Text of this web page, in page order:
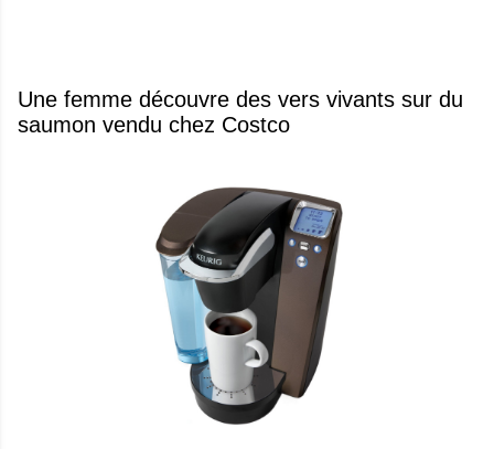
Une femme découvre des vers vivants sur du
saumon vendu chez Costco